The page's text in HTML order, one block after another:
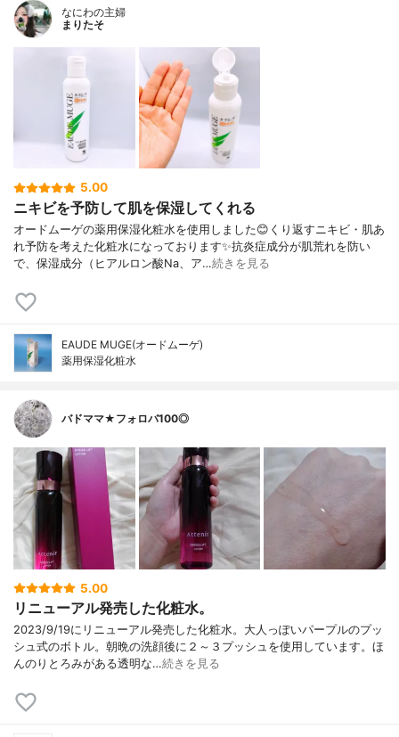
なにわの主婦
まりたそ
5.00
ニキビを予防して肌を保湿してくれる
オードムーゲの薬用保湿化粧水を使用しました😊くり返すニキビ・肌あ
れ予防を考えた化粧水になっております✨抗炎症成分が肌荒れを防い
で、保湿成分（ヒアルロン酸Na、ア…続きを見る
EAUDE MUGE(オードムーゲ)
薬用保湿化粧水
バドママ★フォロバ100◎
5.00
リニューアル発売した化粧水。
2023/9/19にリニューアル発売した化粧水。大人っぽいパープルのプッ
シュ式のボトル。朝晩の洗顔後に２～３プッシュを使用しています。ほ
んのりとろみがある透明な…続きを見る